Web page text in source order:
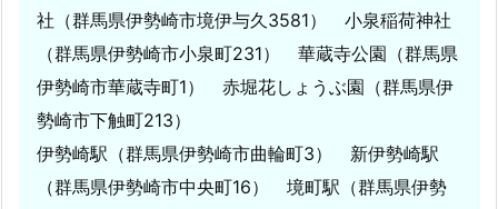
社（群馬県伊勢崎市境伊与久3581） 小泉稲荷神社
（群馬県伊勢崎市小泉町231） 華蔵寺公園（群馬県
伊勢崎市華蔵寺町1） 赤堀花しょうぶ園（群馬県伊
勢崎市下触町213）
伊勢崎駅（群馬県伊勢崎市曲輪町3） 新伊勢崎駅
（群馬県伊勢崎市中央町16） 境町駅（群馬県伊勢